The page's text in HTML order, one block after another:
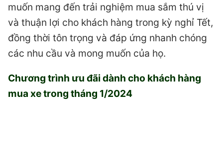
muốn mang đến trải nghiệm mua sắm thú vị
và thuận lợi cho khách hàng trong kỳ nghỉ Tết,
đồng thời tôn trọng và đáp ứng nhanh chóng
các nhu cầu và mong muốn của họ.
Chương trình ưu đãi dành cho khách hàng
mua xe trong tháng 1/2024